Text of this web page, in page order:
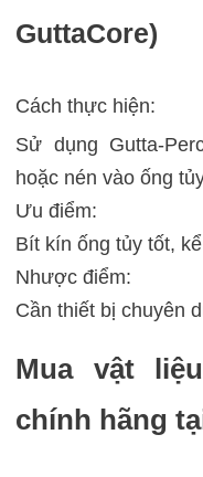
GuttaCore)
Cách thực hiện:
Sử dụng Gutta-
hoặc nén vào ống
Ưu điểm:
Bít kín ống tủy tốt,
Nhược điểm:
Cần thiết bị chuyên
Mua vật
chính hãng